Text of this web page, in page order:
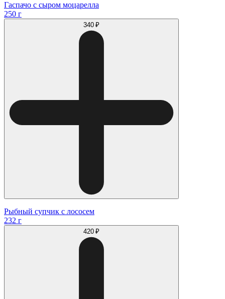
Гаспачо с сыром моцарелла
250 г
340 ₽
Рыбный супчик с лососем
232 г
420 ₽